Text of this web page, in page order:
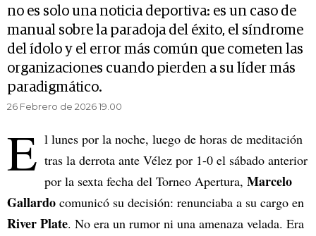
no es solo una noticia deportiva: es un caso de
manual sobre la paradoja del éxito, el síndrome
del ídolo y el error más común que cometen las
organizaciones cuando pierden a su líder más
paradigmático.
26 Febrero de 2026 19.00
E l lunes por la noche, luego de horas de meditación
tras la derrota ante Vélez por 1-0 el sábado anterior
por la sexta fecha del Torneo Apertura, Marcelo
Gallardo comunicó su decisión: renunciaba a su cargo en
River Plate. No era un rumor ni una amenaza velada. Era